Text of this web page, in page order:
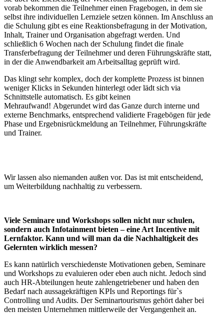
vorab bekommen die Teilnehmer einen Fragebogen, in dem sie
selbst ihre individuellen Lernziele setzen können. Im Anschluss an
die Schulung gibt es eine Reaktionsbefragung in der Motivation,
Inhalt, Trainer und Organisation abgefragt werden. Und
schließlich 6 Wochen nach der Schulung findet die finale
Transferbefragung der Teilnehmer und deren Führungskräfte statt,
in der die Anwendbarkeit am Arbeitsalltag geprüft wird.
Das klingt sehr komplex, doch der komplette Prozess ist binnen
weniger Klicks in Sekunden hinterlegt oder lädt sich via
Schnittstelle automatisch. Es gibt keinen
Mehraufwand! Abgerundet wird das Ganze durch interne und
externe Benchmarks, entsprechend validierte Fragebögen für jede
Phase und Ergebnisrückmeldung an Teilnehmer, Führungskräfte
und Trainer.
Wir lassen also niemanden außen vor. Das ist mit entscheidend,
um Weiterbildung nachhaltig zu verbessern.
Viele Seminare und Workshops sollen nicht nur schulen,
sondern auch Infotainment bieten – eine Art Incentive mit
Lernfaktor. Kann und will man da die Nachhaltigkeit des
Gelernten wirklich messen?
Es kann natürlich verschiedenste Motivationen geben, Seminare
und Workshops zu evaluieren oder eben auch nicht. Jedoch sind
auch HR-Abteilungen heute zahlengetriebener und haben den
Bedarf nach aussagekräftigen KPIs und Reportings für`s
Controlling und Audits. Der Seminartourismus gehört daher bei
den meisten Unternehmen mittlerweile der Vergangenheit an.